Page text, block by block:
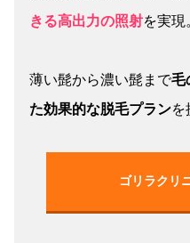
きる高出力の照射を実現
薄い髭から濃い髭まで毛
た効果的な脱毛プランを
ゴリラクリ